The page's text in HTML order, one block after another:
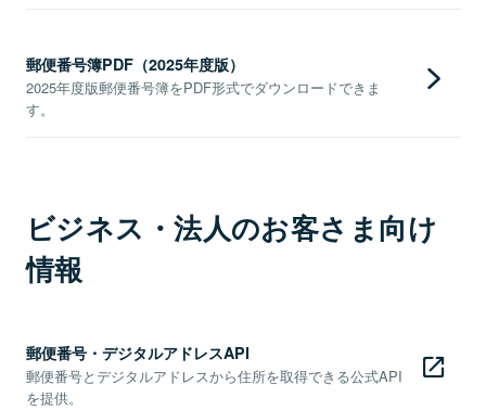
郵便番号簿PDF（2025年度版）
2025年度版郵便番号簿をPDF形式でダウンロードできま
す。
ビジネス・法人のお客さま向け
情報
郵便番号・デジタルアドレスAPI
郵便番号とデジタルアドレスから住所を取得できる公式API
を提供。